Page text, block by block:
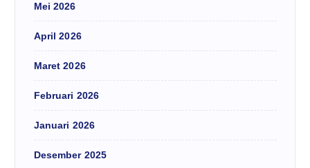
Mei 2026
April 2026
Maret 2026
Februari 2026
Januari 2026
Desember 2025